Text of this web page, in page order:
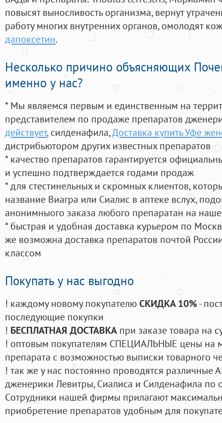
повысят выносливость организма, вернут
работу многих внутренних органов, омолодят
дапоксетин.
Несколько причино объясняющих
именно у нас?
* Мы являемся первым и единственным на
представителем по продаже препаратов
действует, силденафила,Доставка купить Уфе
дистрибьютором других известных препаратов
* качество препаратов гарантируется
и успешно подтверждается годами продаж
* для стестинельных и скромных клиентов,
название Виагра или Сиалис в аптеке вслух,
анонимныого заказа любого препаратан на
* быстрая и удобная доставка курьером по
же возможна доставка препаратов почтой
классом
Покупать у нас выгодно
! каждому новому покупателюСКИДКА 10%-
последующие покупки
! БЕСПЛАТНАЯ ДОСТАВКА при заказе товара на
! оптовым покупателям СПЕЦИАЛЬНЫЕ цены на
препарата с возможностью выписки товарного
! так же у нас постоянно проводятся
дженерики Левитры, Сиалиса и Силденафила по
Cотрудники нашей фирмы прилагают
приобретение препаратов удобным для